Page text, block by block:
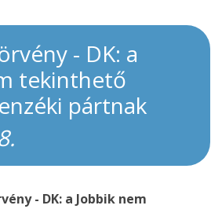
- DK: a
tekinthető
pártnak
- DK: a Jobbik nem